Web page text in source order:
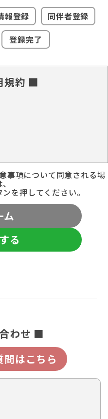
報登録
同伴者登録
登録完了
規約 ■
事項について同意される場
を押してください。
ム
る
わせ ■
はこちら